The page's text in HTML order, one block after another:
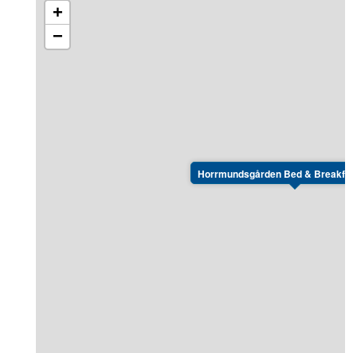
våningssängar på alla rum och gemensamma
toaletter och duschar i närheten av rummen. Alla
sängar har resårmadrasser och sängkläder samt
Horrmundsgården Bed &
+
−